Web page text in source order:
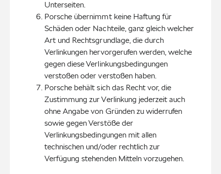
Unterseiten.
Porsche übernimmt keine Haftung für
Schäden oder Nachteile, ganz gleich welcher
Art und Rechtsgrundlage, die durch
Verlinkungen hervorgerufen werden, welche
gegen diese Verlinkungsbedingungen
verstoßen oder verstoßen haben.
Porsche behält sich das Recht vor, die
Zustimmung zur Verlinkung jederzeit auch
ohne Angabe von Gründen zu widerrufen
sowie gegen Verstöße der
Verlinkungsbedingungen mit allen
technischen und/oder rechtlich zur
Verfügung stehenden Mitteln vorzugehen.